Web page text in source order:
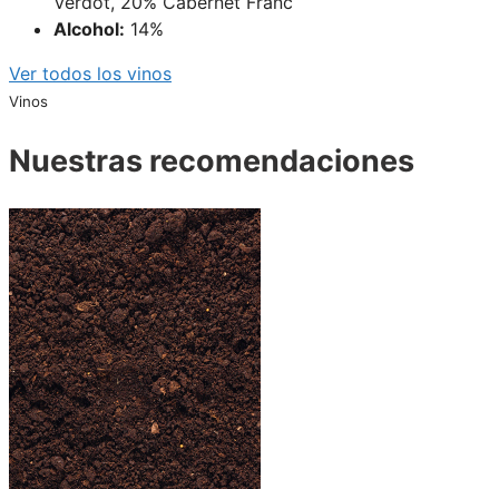
Alcohol: 14%
Ver todos los vinos
Vinos
Nuestras recomendaciones